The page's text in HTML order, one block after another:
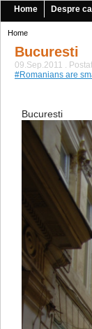
Home Despre
Home
Bucuresti
09.Sep.2011 .
#Romanians are
Bucuresti